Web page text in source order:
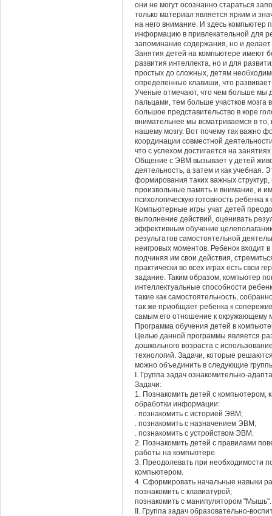
они не могут осознанно стараться
только материал является ярким и
на него внимание. И здесь компьютер
информацию в привлекательной для
запоминание содержания, но и
Занятия детей на компьютере имеют
развития интеллекта, но и для
простых до сложных, детям
определенные клавиши, что
Ученые отмечают, что чем больше мы
пальцами, тем больше участков мозга
большое представительство в коре
внимательнее мы всматриваемся в
нашему мозгу. Вот почему так важно
координации совместной
что с успехом достигается на
Общение с ЭВМ вызывает у детей
деятельность, а затем и как учебная.
формирования таких важных
произвольные память и внимание, и
психологическую готовность ребенка
Компьютерные игры учат детей
выполнение действий, оценивать
эффективным обучение
результатов самостоятельной
неигровых моментов. Ребенок входит
подчиняя им свои действия,
практически во всех играх есть свои
задание. Таким образом, компьютер
интеллектуальные способности
такие как самостоятельность,
так же приобщает ребенка к
самым его отношение к окружающему
Программа обучения детей в
Целью данной программы является
дошкольного возраста с
технологий. Задачи, которые
можно объединить в следующие
I. Группа задач ознакомительно-
Задачи:
1. Познакомить детей с компьютером,
обработки информации:
. познакомить с историей ЭВМ;
. познакомить с назначением ЭВМ;
. познакомить с устройством ЭВМ.
2. Познакомить детей с правилами
работы на компьютере.
3. Преодолевать при необходимости
компьютером.
4. Сформировать начальные навыки
познакомить с клавиатурой;
познакомить с манипулятором "Мышь".
II. Группа задач образовательно-